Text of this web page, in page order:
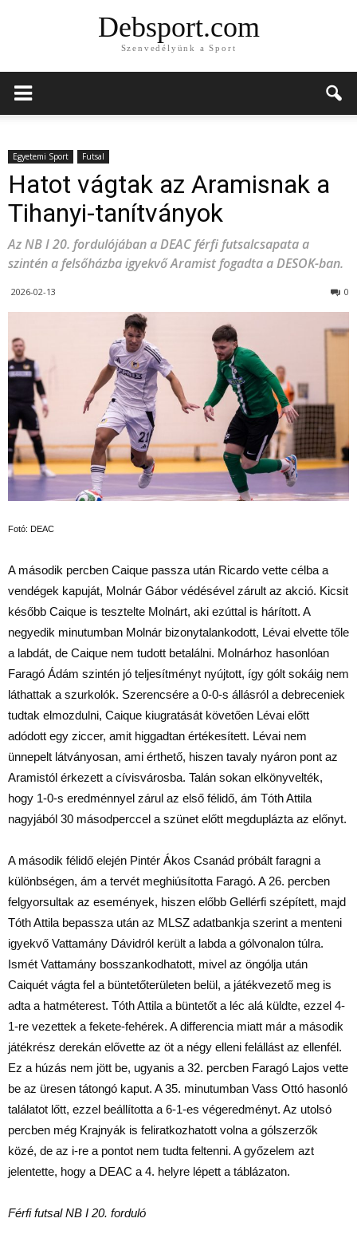
Debsport.com
Szenvedélyünk a Sport
Egyetemi Sport Futsal
Hatot vágtak az Aramisnak a
Tihanyi-tanítványok
Az NB I 20. fordulójában a DEAC férfi futsalcsapata a
szintén a felsőházba igyekvő Aramist fogadta a DESOK-ban.
2026-02-13 0
Fotó: DEAC
A második percben Caique passza után Ricardo vette célba a
vendégek kapuját, Molnár Gábor védésével zárult az akció. Kicsit
később Caique is tesztelte Molnárt, aki ezúttal is hárított. A
negyedik minutumban Molnár bizonytalankodott, Lévai elvette tőle
a labdát, de Caique nem tudott betalálni. Molnárhoz hasonlóan
Faragó Ádám szintén jó teljesítményt nyújtott, így gólt sokáig nem
láthattak a szurkolók. Szerencsére a 0-0-s állásról a debreceniek
tudtak elmozdulni, Caique kiugratását követően Lévai előtt
adódott egy ziccer, amit higgadtan értékesített. Lévai nem
ünnepelt látványosan, ami érthető, hiszen tavaly nyáron pont az
Aramistól érkezett a cívisvárosba. Talán sokan elkönyvelték,
hogy 1-0-s eredménnyel zárul az első félidő, ám Tóth Attila
nagyjából 30 másodperccel a szünet előtt megduplázta az előnyt.
A második félidő elején Pintér Ákos Csanád próbált faragni a
különbségen, ám a tervét meghiúsította Faragó. A 26. percben
felgyorsultak az események, hiszen előbb Gellérfi szépített, majd
Tóth Attila bepassza után az MLSZ adatbankja szerint a menteni
igyekvő Vattamány Dávidról került a labda a gólvonalon túlra.
Ismét Vattamány bosszankodhatott, mivel az öngólja után
Caiquét vágta fel a büntetőterületen belül, a játékvezető meg is
adta a hatméterest. Tóth Attila a büntetőt a léc alá küldte, ezzel 4-
1-re vezettek a fekete-fehérek. A differencia miatt már a második
játékrész derekán elővette az öt a négy elleni felállást az ellenfél.
Ez a húzás nem jött be, ugyanis a 32. percben Faragó Lajos vette
be az üresen tátongó kaput. A 35. minutumban Vass Ottó hasonló
találatot lőtt, ezzel beállította a 6-1-es végeredményt. Az utolsó
percben még Krajnyák is feliratkozhatott volna a gólszerzők
közé, de az i-re a pontot nem tudta feltenni. A győzelem azt
jelentette, hogy a DEAC a 4. helyre lépett a táblázaton.
Férfi futsal NB I 20. forduló